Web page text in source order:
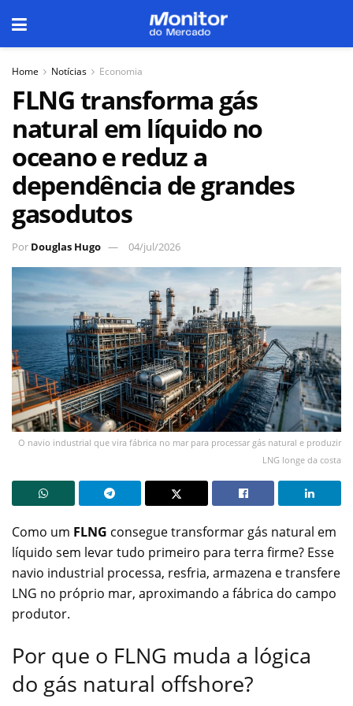
Home Notícias Economia
FLNG transforma gás
natural em líquido no
oceano e reduz a
dependência de grandes
gasodutos
Por Douglas Hugo 04/jul/2026
O navio industrial que vira fábrica no mar para processar gás natural e produzir
LNG longe da costa
Como um FLNG consegue transformar gás natural em
líquido sem levar tudo primeiro para terra firme? Esse
navio industrial processa, resfria, armazena e transfere
LNG no próprio mar, aproximando a fábrica do campo
produtor.
Por que o FLNG muda a lógica
do gás natural offshore?